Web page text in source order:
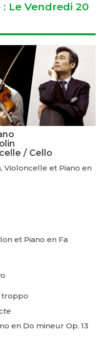
Le Vendredi 20
/ Cello
Violoncelle et Piano en
et Piano en Fa
troppo
en Do mineur Op. 13